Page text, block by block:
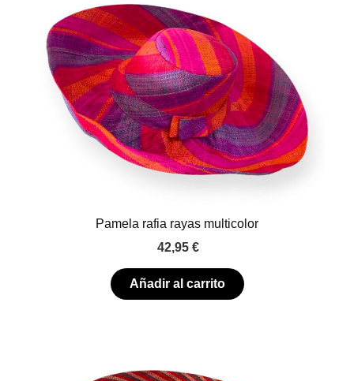
Pamela rafia rayas multicolor
42,95 €
Añadir al carrito